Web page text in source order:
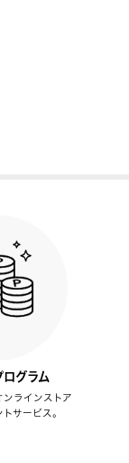
ログラム
ラインストア
サービス。